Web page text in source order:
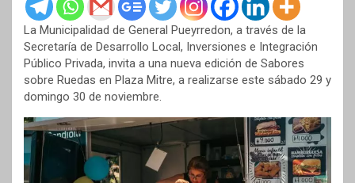
La Municipalidad de General Pueyrredon, a través de la
Secretaría de Desarrollo Local, Inversiones e Integración
Público Privada, invita a una nueva edición de Sabores
sobre Ruedas en Plaza Mitre, a realizarse este sábado 29 y
domingo 30 de noviembre.